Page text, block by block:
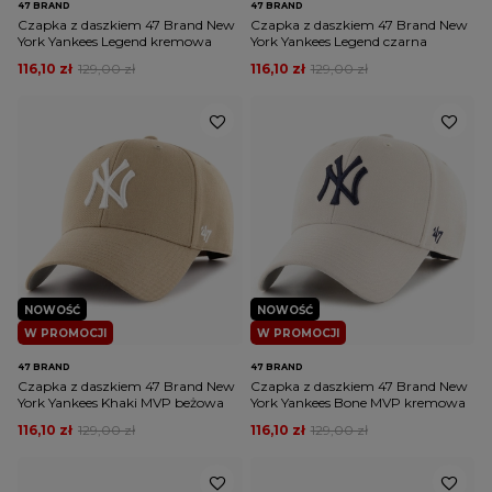
47 BRAND
Czapka z daszkiem 47 Brand New
York Yankees Legend kremowa
129,00 zł
116,10 zł
47 BRAND
Czapka z daszkiem 47 Brand New
York Yankees Legend czarna
129,00 zł
116,10 zł
W PROMOCJI
NOWOŚĆ
47 BRAND
Czapka z daszkiem 47 Brand New
York Yankees Khaki MVP beżowa
129,00 zł
116,10 zł
W PROMOCJI
NOWOŚĆ
47 BRAND
Czapka z daszkiem 47 Brand New
York Yankees Bone MVP kremowa
129,00 zł
116,10 zł